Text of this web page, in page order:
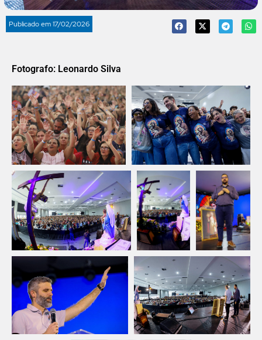
Publicado em17/02/2026
Fotografo: Leonardo Silva